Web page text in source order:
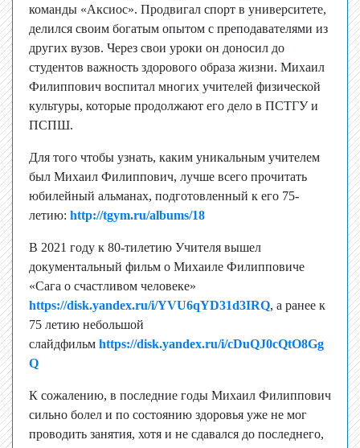
команды «Аксиос». Продвигал спорт в университете,
делился своим богатым опытом с преподавателями из
других вузов. Через свои уроки он доносил до
студентов важность здорового образа жизни. Михаил
Филиппович воспитал многих учителей физической
культуры, которые продолжают его дело в ПСТГУ и
ПСПШ.
Для того чтобы узнать, каким уникальным учителем
был Михаил Филиппович, лучше всего прочитать
юбилейный альманах, подготовленный к его 75-
летию: http://tgym.ru/albums/18
В 2021 году к 80-тилетию Учителя вышел
документальный фильм о Михаиле Филипповиче
«Сага о счастливом человеке»
https://disk.yandex.ru/i/YVU6qYD31d3IRQ, а ранее к
75 летию небольшой
слайдфильм https://disk.yandex.ru/i/cDuQJ0cQtO8Gg
Q
К сожалению, в последние годы Михаил Филиппович
сильно болел и по состоянию здоровья уже не мог
проводить занятия, хотя и не сдавался до последнего,